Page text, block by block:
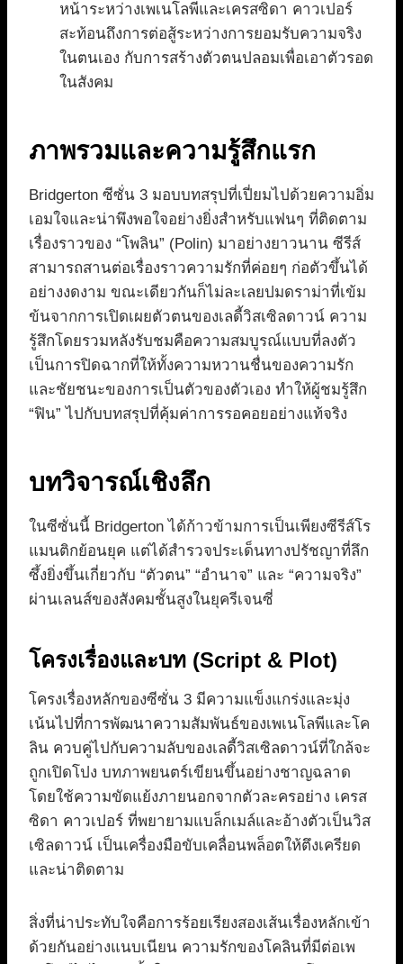
หน้าระหว่างเพเนโลพีและเครสซิดา คาวเปอร์
สะท้อนถึงการต่อสู้ระหว่างการยอมรับความจริง
ในตนเอง กับการสร้างตัวตนปลอมเพื่อเอาตัวรอด
ในสังคม
ภาพรวมและความรู้สึกแรก
Bridgerton ซีซั่น 3 มอบบทสรุปที่เปี่ยมไปด้วยความอิ่ม
เอมใจและน่าพึงพอใจอย่างยิ่งสำหรับแฟนๆ ที่ติดตาม
เรื่องราวของ “โพลิน” (Polin) มาอย่างยาวนาน ซีรีส์
สามารถสานต่อเรื่องราวความรักที่ค่อยๆ ก่อตัวขึ้นได้
อย่างงดงาม ขณะเดียวกันก็ไม่ละเลยปมดราม่าที่เข้ม
ข้นจากการเปิดเผยตัวตนของเลดี้วิสเซิลดาวน์ ความ
รู้สึกโดยรวมหลังรับชมคือความสมบูรณ์แบบที่ลงตัว
เป็นการปิดฉากที่ให้ทั้งความหวานชื่นของความรัก
และชัยชนะของการเป็นตัวของตัวเอง ทำให้ผู้ชมรู้สึก
“ฟิน” ไปกับบทสรุปที่คุ้มค่าการรอคอยอย่างแท้จริง
บทวิจารณ์เชิงลึก
ในซีซั่นนี้ Bridgerton ได้ก้าวข้ามการเป็นเพียงซีรีส์โร
แมนติกย้อนยุค แต่ได้สำรวจประเด็นทางปรัชญาที่ลึก
ซึ้งยิ่งขึ้นเกี่ยวกับ “ตัวตน” “อำนาจ” และ “ความจริง”
ผ่านเลนส์ของสังคมชั้นสูงในยุครีเจนซี่
โครงเรื่องและบท (Script & Plot)
โครงเรื่องหลักของซีซั่น 3 มีความแข็งแกร่งและมุ่ง
เน้นไปที่การพัฒนาความสัมพันธ์ของเพเนโลพีและโค
ลิน ควบคู่ไปกับความลับของเลดี้วิสเซิลดาวน์ที่ใกล้จะ
ถูกเปิดโปง บทภาพยนตร์เขียนขึ้นอย่างชาญฉลาด
โดยใช้ความขัดแย้งภายนอกจากตัวละครอย่าง เครส
ซิดา คาวเปอร์ ที่พยายามแบล็กเมล์และอ้างตัวเป็นวิส
เซิลดาวน์ เป็นเครื่องมือขับเคลื่อนพล็อตให้ตึงเครียด
และน่าติดตาม
สิ่งที่น่าประทับใจคือการร้อยเรียงสองเส้นเรื่องหลักเข้า
ด้วยกันอย่างแนบเนียน ความรักของโคลินที่มีต่อเพ